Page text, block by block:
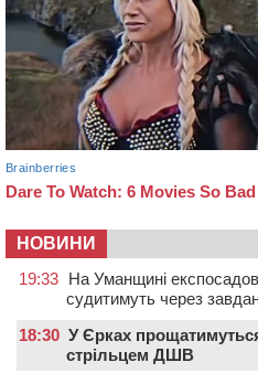
НОВИНИ
19:33 На Уманщині
судитимуть через
18:30 У Єрках
стрільцем ДШВ